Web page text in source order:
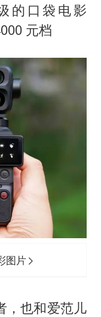
的口袋电影
元档
图片
，也和爱范儿